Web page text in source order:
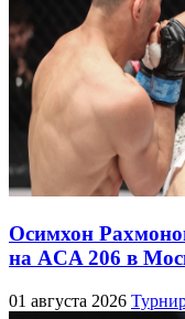
Осимхон
на ACA 206 в
01 августа 2026